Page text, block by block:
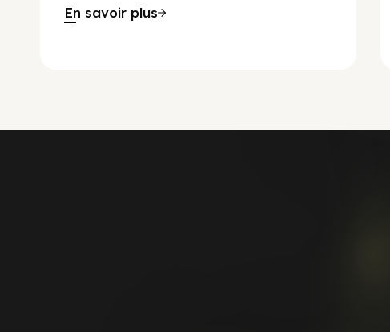
En savoir plus